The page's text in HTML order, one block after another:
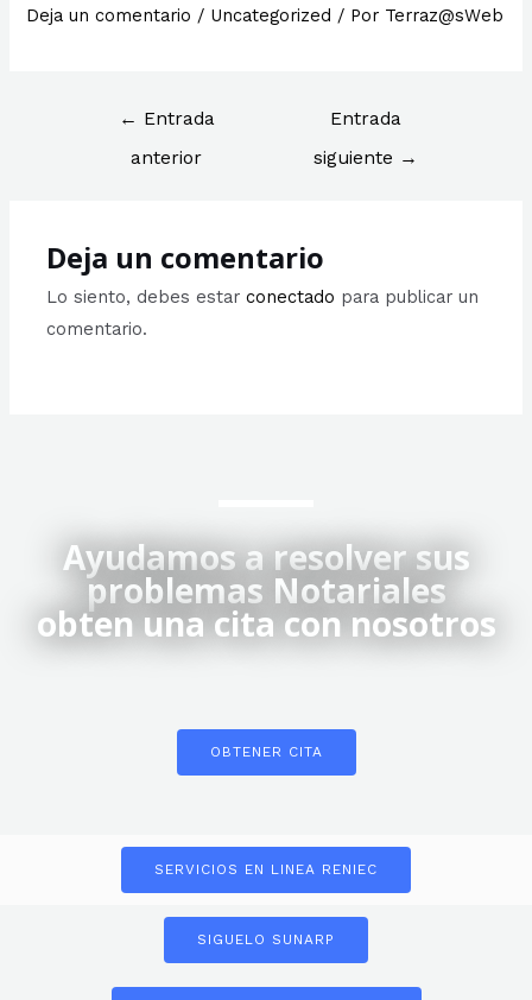
Deja un comentario / Uncategorized / Por Terraz@sWeb
← Entrada
anterior
Entrada
siguiente →
Deja un comentario
Lo siento, debes estarconectado para publicar un
comentario.
Ayudamos a resolver sus
problemas Notariales
obten una cita con nosotros
OBTENER CITA
SERVICIOS EN LINEA RENIEC
SIGUELO SUNARP